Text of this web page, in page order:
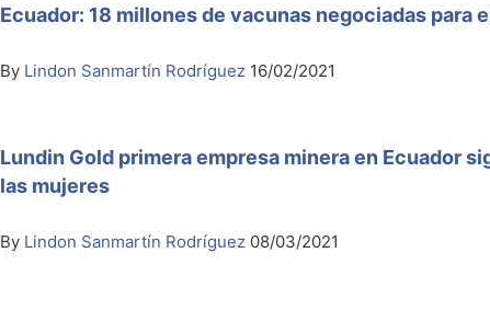
Ecuador: 18 millones de vacunas negociadas para
By Lindon Sanmartín Rodríguez 16/02/2021
Lundin Gold primera empresa minera en Ecuador
las mujeres
By Lindon Sanmartín Rodríguez 08/03/2021